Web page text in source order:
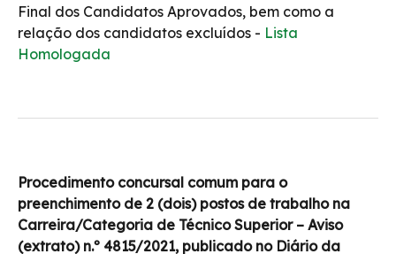
Final dos Candidatos Aprovados, bem como a
relação dos candidatos excluídos - Lista
Homologada
Procedimento concursal comum para o
preenchimento de 2 (dois) postos de trabalho na
Carreira/Categoria de Técnico Superior – Aviso
(extrato) n.º 4815/2021, publicado no Diário da